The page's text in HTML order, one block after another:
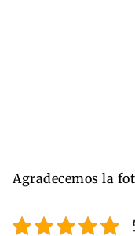
Agradecemos la